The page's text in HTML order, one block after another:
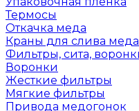
Термосы
Откачка меда
Краны для слива меда
Фильтры, сита,
Воронки
Жесткие фильтры
Мягкие фильтры
Привода медогонок